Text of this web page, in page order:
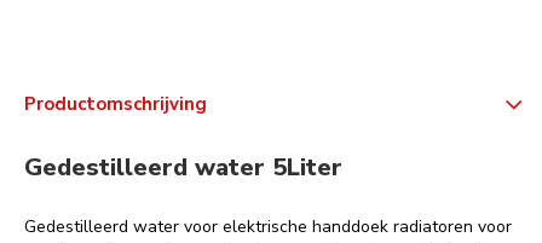
Productomschrijving
Gedestilleerd water 5Liter
Gedestilleerd water voor elektrische handdoek radiatoren voor